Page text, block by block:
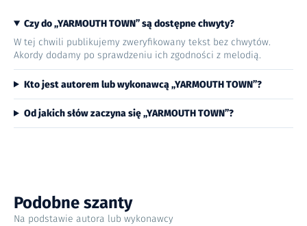
Czy do „YARMOUTH TOWN” są dostępne chwyty?
W tej chwili publikujemy zweryfikowany tekst bez chwytów.
Akordy dodamy po sprawdzeniu ich zgodności z melodią.
Kto jest autorem lub wykonawcą „YARMOUTH TOWN”?
Od jakich słów zaczyna się „YARMOUTH TOWN”?
Podobne szanty
Na podstawie autora lub wykonawcy